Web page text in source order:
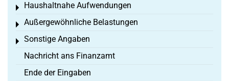
Haushaltnahe Aufwendungen
Toggle menu
Außergewöhnliche Belastungen
Toggle menu
Sonstige Angaben
Toggle menu
Nachricht ans Finanzamt
Ende der Eingaben